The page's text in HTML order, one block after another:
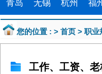
青岛 无锡 杭州 福
您的位置 : > 首页 > 职业
工作、工资、